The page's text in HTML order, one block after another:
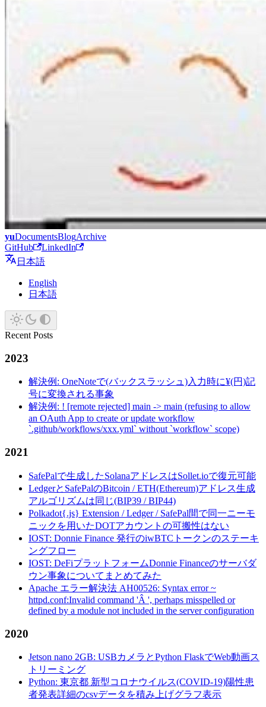
yuDocumentsBlogArchive
GitHub
LinkedIn
日本語
English
日本語
Recent Posts
2023
解決例: OneNoteで(バックスラッシュ)入力時に¥(円)記
号に変換される事象
解決例: ! [remote rejected] main -> main (refusing to allow
an OAuth App to create or update workflow
`.github/workflows/xxx.yml` without `workflow` scope)
2021
SafePalで生成したSolanaアドレスはSollet.ioで復元可能
LedgerとSafePalのBitcoin / ETH(Ethereum)アドレス生成
アルゴリズムは同じ(BIP39 / BIP44)
Polkadot{.js} Extension / Ledger / SafePal間で同一ニーモ
ニックを用いたDOTアカウントの可搬性はない
IOST: Donnie Finance 発行のiwBTCトークンのステーキ
ングフロー
IOST: DeFiプラットフォームDonnie Financeのサーバダ
ウン事象についてまとめてみた
Apache エラー解決法 AH00526: Syntax error ~
httpd.conf:Invalid command 'Â ', perhaps misspelled or
defined by a module not included in the server configuration
2020
Jetson nano 2GB: USBカメラとPython FlaskでWeb動画ス
トリーミング
Python: 東京都 新型コロナウイルス(COVID-19)陽性患
者発表詳細のcsvデータを積み上げグラフ表示